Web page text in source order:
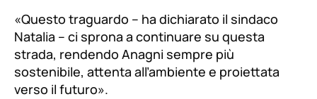
«Questo traguardo – ha dichiarato il sindaco
Natalia – ci sprona a continuare su questa
strada, rendendo Anagni sempre più
sostenibile, attenta all’ambiente e proiettata
verso il futuro».